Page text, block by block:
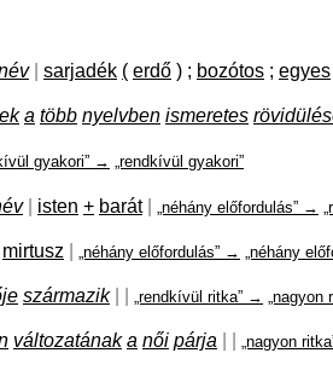
sarjadék ( erdő ) ; bozótos ; egyes
a több nyelvben ismeretes
gyakori” → „rendkívül gyakori”
isten + barát „néhány előfordulás” →
mirtusz „néhány előfordulás” → „néhány
származik „rendkívül ritka” → „nagyon
változatának a női párja „nagyon